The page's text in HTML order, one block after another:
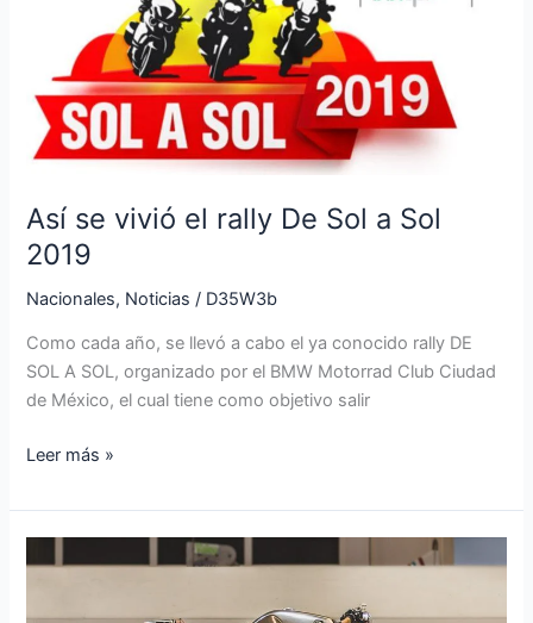
Así se vivió el rally De Sol a Sol
2019
Nacionales, Noticias / D35W3b
Como cada año, se llevó a cabo el ya conocido rally DE
SOL A SOL, organizado por el BMW Motorrad Club Ciudad
de México, el cual tiene como objetivo salir
Sol
Leer más »